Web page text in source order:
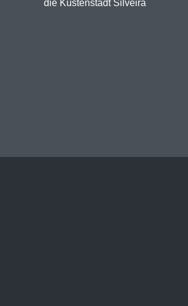
die Küstenstadt Silveira